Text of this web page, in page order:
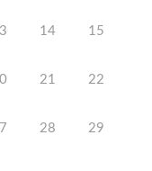
14 15
21 22
28 29